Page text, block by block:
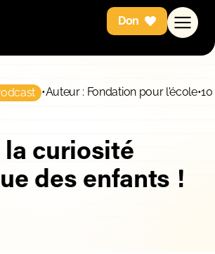
Don
•Auteur : Fondation pour l'école•
la curiosité
des enfants !